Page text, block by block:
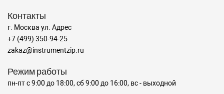
Контакты
г. Москва ул. Адрес
+7 (499) 350-94-25
zakaz@instrumentzip.ru
Режим работы
пн-пт с 9:00 до 18:00, сб 9:00 до 16:00, вс - выходной